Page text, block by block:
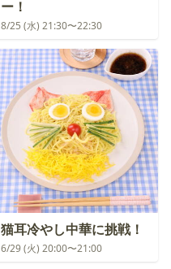
ー！
8/25 (水) 21:30〜22:30
猫耳冷やし中華に挑戦！
6/29 (火) 20:00〜21:00